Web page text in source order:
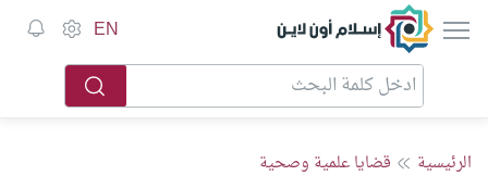
إسلام أون لاين EN
الرئيسية قضايا علمية وصحية